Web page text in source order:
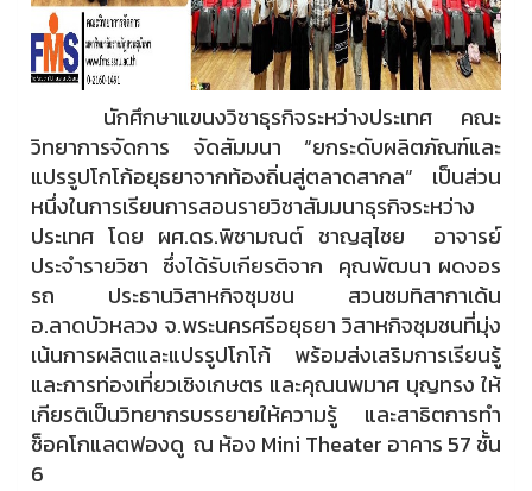
นักศึกษาแขนงวิชาธุรกิจระหว่างประเทศ คณะ
วิทยาการจัดการ จัดสัมมนา “ยกระดับผลิตภัณฑ์และ
แปรรูปโกโก้อยุธยาจากท้องถิ่นสู่ตลาดสากล” เป็นส่วน
หนึ่งในการเรียนการสอนรายวิชาสัมมนาธุรกิจระหว่าง
ประเทศ โดย ผศ.ดร.พิชามณต์ ชาญสุไชย อาจารย์
ประจำรายวิชา ซึ่งได้รับเกียรติจาก คุณพัฒนา ผดงอร
รถ ประธานวิสาหกิจชุมชน สวนชมทิสากาเด้น
อ.ลาดบัวหลวง จ.พระนครศรีอยุธยา วิสาหกิจชุมชนที่มุ่ง
เน้นการผลิตและแปรรูปโกโก้ พร้อมส่งเสริมการเรียนรู้
และการท่องเที่ยวเชิงเกษตร และคุณนพมาศ บุญทรง ให้
เกียรติเป็นวิทยากรบรรยายให้ความรู้ และสาธิตการทำ
ช็อคโกแลตฟองดู ณ ห้อง Mini Theater อาคาร 57 ชั้น
6